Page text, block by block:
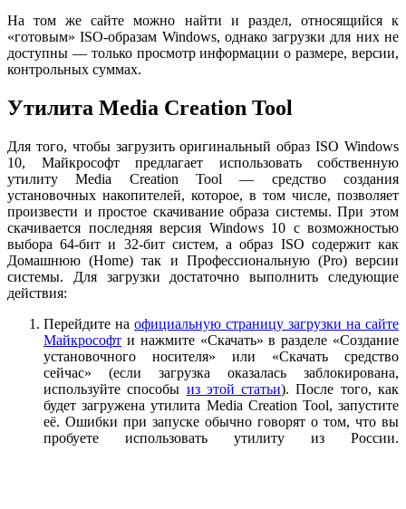
На том же сайте можно найти и раздел, относящийся к
«готовым» ISO-образам Windows, однако загрузки для них не
доступны — только просмотр информации о размере, версии,
контрольных суммах.
Утилита Media Creation Tool
Для того, чтобы загрузить оригинальный образ ISO Windows
10, Майкрософт предлагает использовать собственную
утилиту Media Creation Tool — средство создания
установочных накопителей, которое, в том числе, позволяет
произвести и простое скачивание образа системы. При этом
скачивается последняя версия Windows 10 с возможностью
выбора 64-бит и 32-бит систем, а образ ISO содержит как
Домашнюю (Home) так и Профессиональную (Pro) версии
системы. Для загрузки достаточно выполнить следующие
действия:
Перейдите на официальную страницу загрузки на сайте
Майкрософт и нажмите «Скачать» в разделе «Создание
установочного носителя» или «Скачать средство
сейчас» (если загрузка оказалась заблокирована,
используйте способы из этой статьи). После того, как
будет загружена утилита Media Creation Tool, запустите
её. Ошибки при запуске обычно говорят о том, что вы
пробуете использовать утилиту из России.